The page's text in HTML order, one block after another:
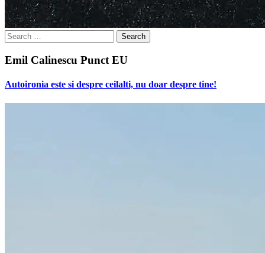
Search
for:
Emil Calinescu Punct EU
Autoironia este si despre ceilalti, nu doar despre tine!